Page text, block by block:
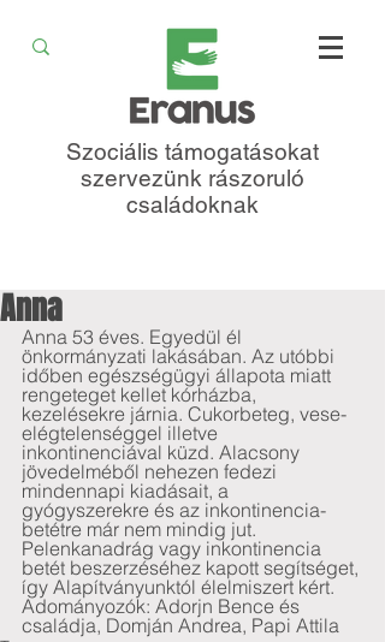
Szociális támogatásokat
szervezünk rászoruló
családoknak
Anna
Anna 53 éves. Egyedül él
önkormányzati lakásában. Az utóbbi
időben egészségügyi állapota miatt
rengeteget kellet kórházba,
kezelésekre járnia. Cukorbeteg, vese-
elégtelenséggel illetve
inkontinenciával küzd. Alacsony
jövedelméből nehezen fedezi
mindennapi kiadásait, a
gyógyszerekre és az inkontinencia-
betétre már nem mindig jut.
Pelenkanadrág vagy inkontinencia
betét beszerzéséhez kapott segítséget,
így Alapítványunktól élelmiszert kért.
Adományozók: Adorjn Bence és
családja, Domján Andrea, Papi Attila